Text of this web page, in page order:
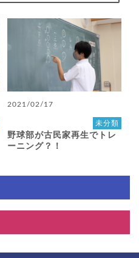
2021/02/17
未分類
野球部が古民家再生でトレ
ーニング？！